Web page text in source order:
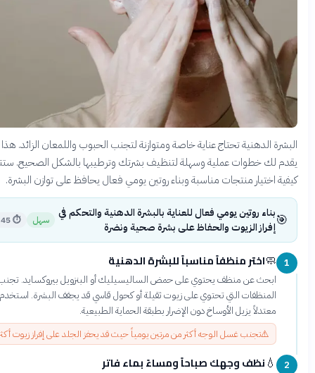
تحتاج عناية خاصة ومتوازنة لتجنب الحبوب واللمعان الزائد. هذا الدليل
خطوات عملية وسهلة لتنظيف بشرتك وترطيبها بالشكل الصحيح. ستتعلم
منتجات مناسبة وبناء روتين يومي فعال يحافظ على توازن البشرة.
روتين يومي فعال للعناية بالبشرة الدهنية والتحكم في
الزيوت والحفاظ على بشرة صحية ونضرة
سهل ⏱ 45 دقيقة
اختر منظفاً مناسباً للبشرة الدهنية
عن منظف يحتوي على حمض الساليسيليك أو البنزويل بيروكسايد. تجنب
التي تحتوي على زيوت ثقيلة أو كحول قاسي قد يجفف البشرة. استخدم منظفاً
يزيل الأوساخ دون الإضرار بطبقة الحماية الطبيعية.
تجنب غسل الوجه أكثر من مرتين يومياً حيث قد يحفز الجلد على إفراز زيوت أكثر
نظف وجهك صباحاً ومساءً بماء فاتر